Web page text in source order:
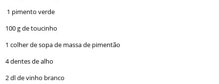
1 pimento verde
100 g de toucinho
1 colher de sopa de massa de pimentão
4 dentes de alho
2 dl de vinho branco